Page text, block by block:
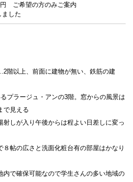
ご希望の方のみご案内
した
階以上、前面に建物が無い、鉄筋の建
プラージュ・アンの3階。窓からの風景は
で見える
しが入り午後からは程よい日差しに変っ
８帖の広さと洗面化粧台有の部屋はかなり
内で確保可能なので学生さんの多い地域の